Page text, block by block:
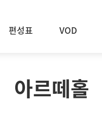
편성표 VOD
아르떼홀